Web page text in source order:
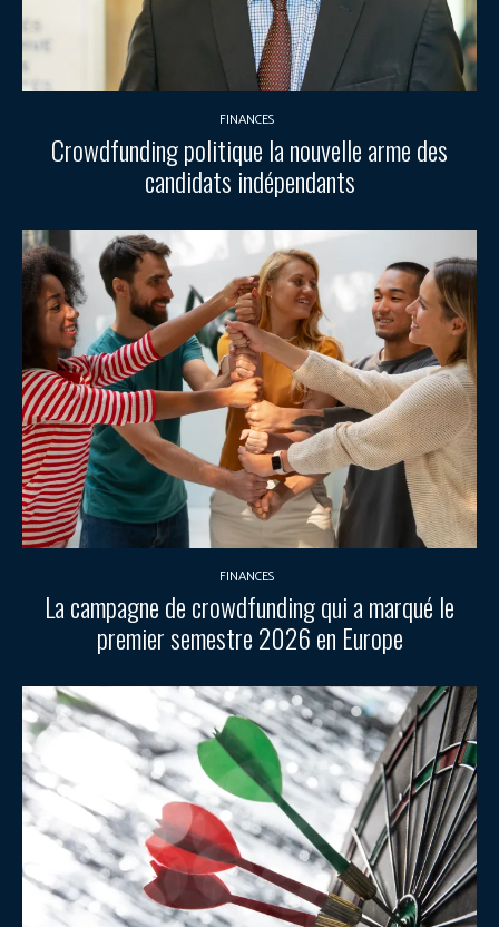
FINANCES
Crowdfunding politique la nouvelle arme des
candidats indépendants
FINANCES
La campagne de crowdfunding qui a marqué le
premier semestre 2026 en Europe